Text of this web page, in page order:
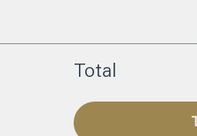
Total